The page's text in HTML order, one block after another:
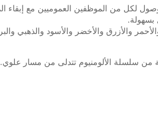
لكل من الموظفين العموميين مع إبقاء
والأزرق والأخضر والأسود والذهبي
من سلسلة الألومنيوم تتدلى من مسار علوي.